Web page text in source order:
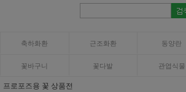
축하화환 근조화환 동양란
꽃바구니 꽃다발 관엽식물
프로포즈용 꽃 상품전